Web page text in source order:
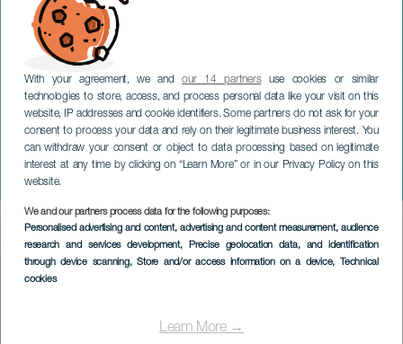
With your agreement, we andour 14 partnersuse cookies or similar
technologies to store, access, and process personal data like your visit on this
website, IP addresses and cookie identifiers. Some partners do not ask for your
consent to process your data and rely on their legitimate business interest. You
can withdraw your consent or object to data processing based on legitimate
interest at any time by clicking on “Learn More” or in our Privacy Policy on this
website.
We and our partners process data for the following purposes:
Personalised advertising and content, advertising and content measurement, audience
research and services development, Precise geolocation data, and identification
through device scanning, Store and/or access information on a device, Technical
cookies
Learn More →
Gran Canaria J'aime Fair
GRAN CANARIA
Imagen
Listado